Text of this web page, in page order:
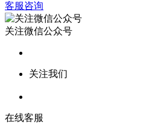
客服咨询
关注微信公众号
关注我们
在线客服